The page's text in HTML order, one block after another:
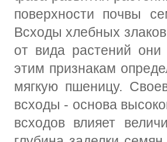
поверхности почвы
Всходы хлебных
от вида растений
этим признакам
мягкую пшеницу.
всходы - основа
всходов влияет